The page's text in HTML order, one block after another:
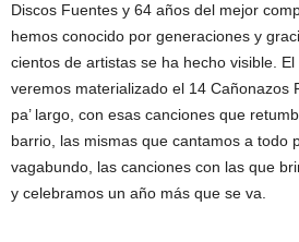
Discos Fuentes y 64 años del mejor
hemos conocido por generaciones y
cientos de artistas se ha hecho visible.
veremos materializado el 14 Cañonazos
pa’ largo, con esas canciones que
barrio, las mismas que cantamos a todo
vagabundo, las canciones con las que
y celebramos un año más que se va.